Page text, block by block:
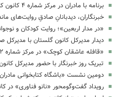
برنامه با مادران در مرکز شماره ۴ کانون کرمانشاه اجرا شد
خبرنگاران، دیدبانانِ صادقِ روایت‌های
«در مدار اربعین»؛ روایت کودکان و
دیدار مدیرکل کانون گلستان با مدیرکل
«قافله عاشقان کوچک» در مرکز شماره ۲ قرچک
تبریک روز خبرنگار با حضور مدیرکل
دومین نشست «باشگاه کتابخوانی مادران»
رویداد گفت‌وگومحور «نانو فناوری» در